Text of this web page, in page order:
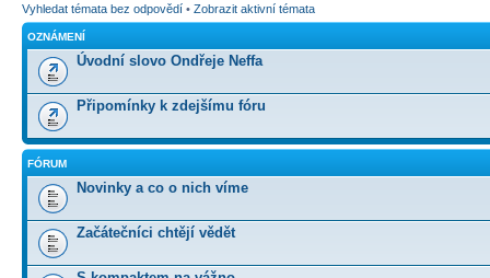
Vyhledat témata bez odpovědí • Zobrazit aktivní témata
OZNÁMENÍ
Úvodní slovo Ondřeje Neffa
Připomínky k zdejšímu fóru
FÓRUM
Novinky a co o nich víme
Začátečníci chtějí vědět